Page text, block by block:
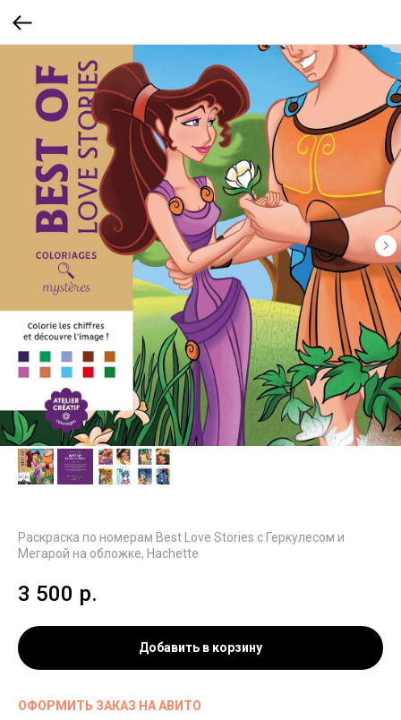
Раскраска по номерам Best Love Stories с Геркулесом и
Мегарой на обложке, Hachette
3 500 р.
Добавить в корзину
ОФОРМИТЬ ЗАКАЗ НА АВИТО